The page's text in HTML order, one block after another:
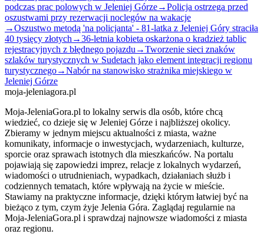
podczas prac polowych w Jeleniej Górze→Policja ostrzega przed
oszustwami przy rezerwacji noclegów na wakacje
→Oszustwo metodą 'na policjanta' - 81-latka z Jeleniej Góry straciła
40 tysięcy złotych →36-letnia kobieta oskarżona o kradzież tablic
rejestracyjnych z błędnego pojazdu →Tworzenie sieci znaków
szlaków turystycznych w Sudetach jako element integracji regionu
turystycznego→Nabór na stanowisko strażnika miejskiego w
Jeleniej Górze
moja-jeleniagora.pl
Moja-JeleniaGora.pl to lokalny serwis dla osób, które chcą
wiedzieć, co dzieje się w Jeleniej Górze i najbliższej okolicy.
Zbieramy w jednym miejscu aktualności z miasta, ważne
komunikaty, informacje o inwestycjach, wydarzeniach, kulturze,
sporcie oraz sprawach istotnych dla mieszkańców. Na portalu
pojawiają się zapowiedzi imprez, relacje z lokalnych wydarzeń,
wiadomości o utrudnieniach, wypadkach, działaniach służb i
codziennych tematach, które wpływają na życie w mieście.
Stawiamy na praktyczne informacje, dzięki którym łatwiej być na
bieżąco z tym, czym żyje Jelenia Góra. Zaglądaj regularnie na
Moja-JeleniaGora.pl i sprawdzaj najnowsze wiadomości z miasta
oraz regionu.